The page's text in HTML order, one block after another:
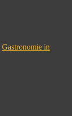
Gastronomie in